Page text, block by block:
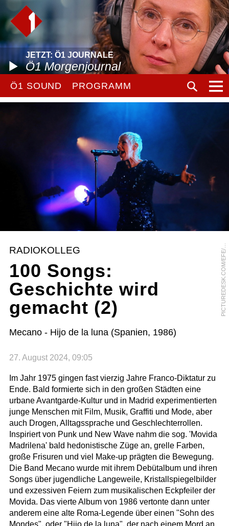
JETZT: Ö1 JOURNALE
Ö1 Morgenjournal
Ö1 SOUND PROGRAMM
P
I
C
T
U
R
E
D
E
S
K
.
C
O
M
/
E
F
E
/
M
A
R
I
O
R
U
I
Z
RADIOKOLLEG
100 Songs:
Geschichte wird
gemacht (2)
Mecano - Hijo de la luna (Spanien, 1986)
27. August 2024, 09:05
Im Jahr 1975 gingen fast vierzig Jahre Franco-Diktatur zu
Ende. Bald formierte sich in den großen Städten eine
urbane Avantgarde-Kultur und in Madrid experimentierten
junge Menschen mit Film, Musik, Graffiti und Mode, aber
auch Drogen, Alltagssprache und Geschlechterrollen.
Inspiriert von Punk und New Wave nahm die sog. 'Movida
Madrilena' bald hedonistische Züge an, grelle Farben,
große Frisuren und viel Make-up prägten die Bewegung.
Die Band Mecano wurde mit ihrem Debütalbum und ihren
Songs über jugendliche Langeweile, Kristallspiegelbilder
und exzessiven Feiern zum musikalischen Eckpfeiler der
Movida. Das vierte Album von 1986 vertonte dann unter
anderem eine alte Roma-Legende über einen "Sohn des